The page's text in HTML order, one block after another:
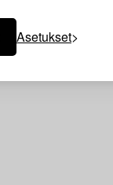
Asetukset